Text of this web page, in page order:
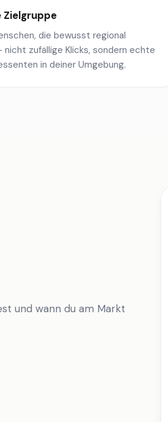
Zielgruppe
die bewusst regional
nicht zufällige Klicks, sondern echte
in deiner Umgebung.
und wann du am Markt